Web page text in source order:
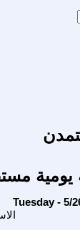
يومية